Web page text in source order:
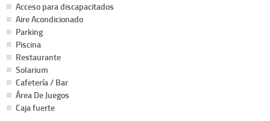
Acceso para discapacitados
Aire Acondicionado
Parking
Piscina
Restaurante
Solarium
Cafetería / Bar
Área De Juegos
Caja fuerte